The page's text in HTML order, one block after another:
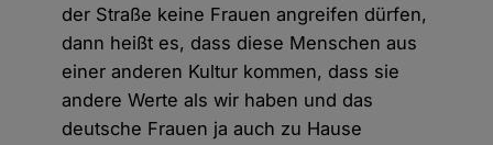
der Straße keine Frauen angreifen dürfen,
dann heißt es, dass diese Menschen aus
einer anderen Kultur kommen, dass sie
andere Werte als wir haben und das
deutsche Frauen ja auch zu Hause